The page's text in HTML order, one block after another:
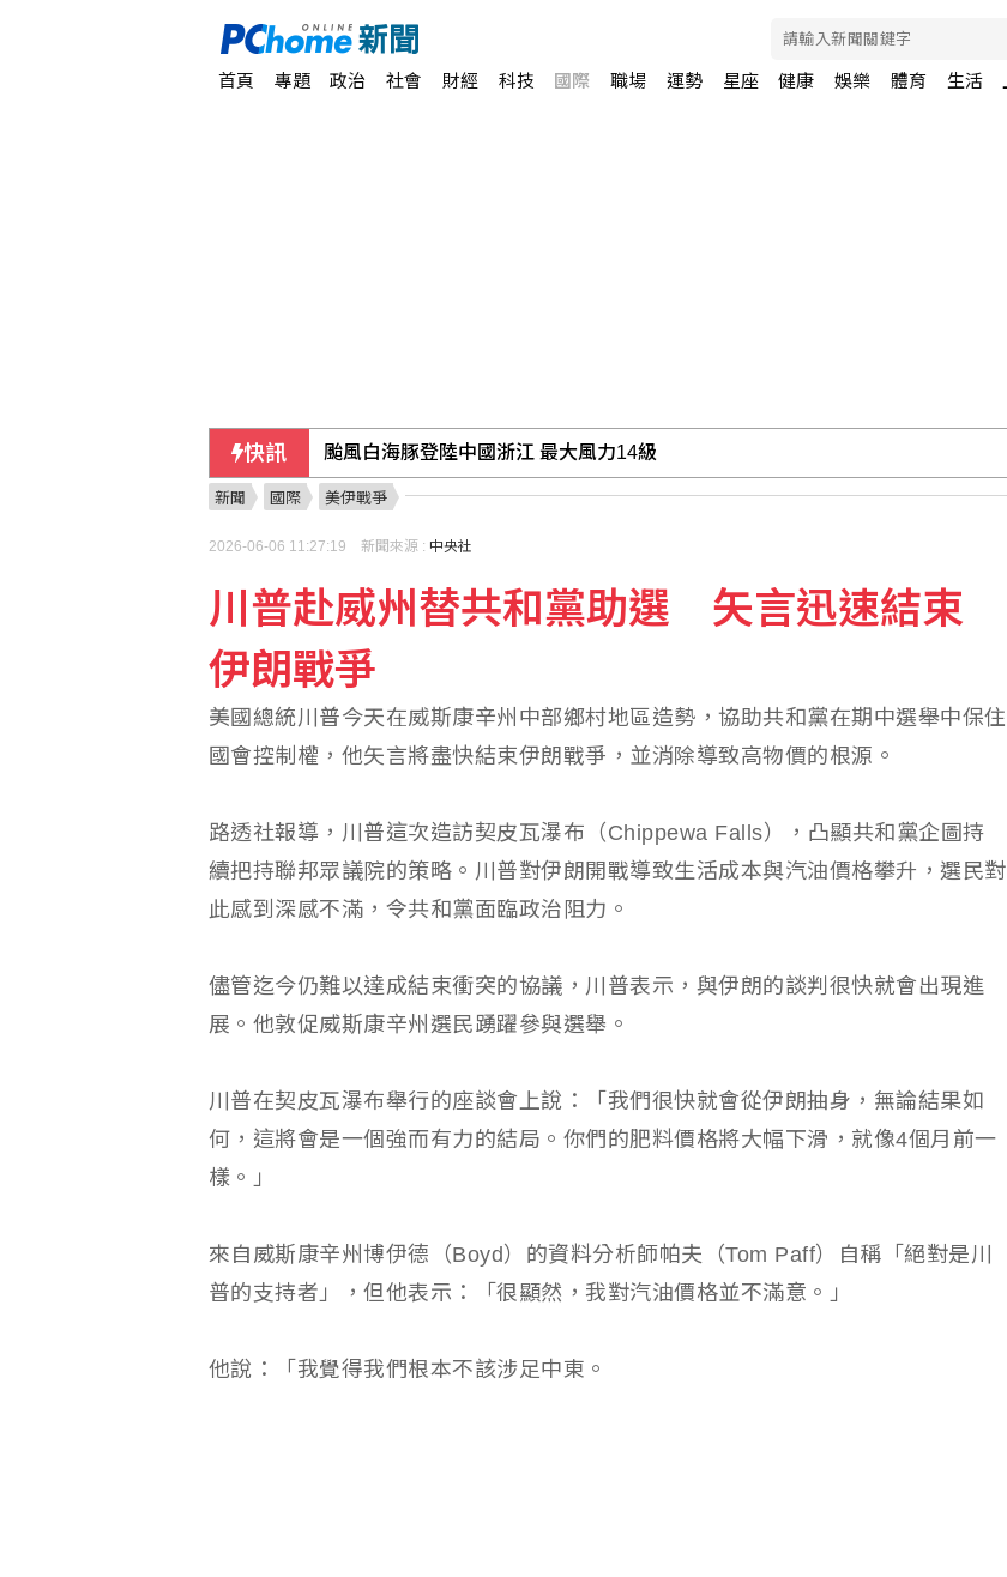
首頁 專題 政治 社會 財經 科技 國際 職場 運勢 星座 健康 娛樂 體育 生活
快訊 颱風白海豚登陸中國浙江 最大風力14級
台糖：下半年停購外購粗油 自主進口黃豆產製成品油
陸勤部回應榴彈掉落：繫固帶快解鎖鬆脫、未裝引信藥包
新聞 國際 美伊戰爭
2026-06-06 11:27:19 新聞來源 : 中央社
川普赴威州替共和黨助選 矢言迅速結束
伊朗戰爭
美國總統川普今天在威斯康辛州中部鄉村地區造勢，協助共和黨在期中選舉中保住
國會控制權，他矢言將盡快結束伊朗戰爭，並消除導致高物價的根源。
路透社報導，川普這次造訪契皮瓦瀑布（Chippewa Falls），凸顯共和黨企圖持
續把持聯邦眾議院的策略。川普對伊朗開戰導致生活成本與汽油價格攀升，選民對
此感到深感不滿，令共和黨面臨政治阻力。
儘管迄今仍難以達成結束衝突的協議，川普表示，與伊朗的談判很快就會出現進
展。他敦促威斯康辛州選民踴躍參與選舉。
川普在契皮瓦瀑布舉行的座談會上說：「我們很快就會從伊朗抽身，無論結果如
何，這將會是一個強而有力的結局。你們的肥料價格將大幅下滑，就像4個月前一
樣。」
來自威斯康辛州博伊德（Boyd）的資料分析師帕夫（Tom Paff）自稱「絕對是川
普的支持者」，但他表示：「很顯然，我對汽油價格並不滿意。」
他說：「我覺得我們根本不該涉足中東。